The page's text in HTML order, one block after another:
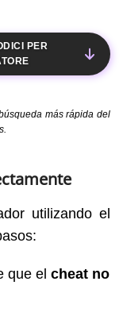
PER
más rápida del
utilizando el
que el cheat no